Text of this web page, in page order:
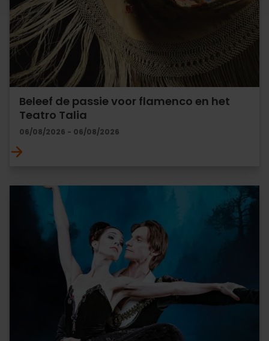
Beleef de passie voor flamenco en het
Teatro Talia
06/08/2026 - 06/08/2026